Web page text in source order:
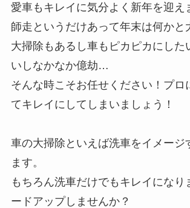
愛車もキレイに気分よく新年を迎え
師走というだけあって年末は何か
大掃除もあるし車もピカピカにした
いしなかなか億劫…
そんな時こそお任せください！プロ
てキレイにしてしまいましょう！
車の大掃除といえば洗車をイメージ
ます。
もちろん洗車だけでもキレイになり
ードアップしませんか？